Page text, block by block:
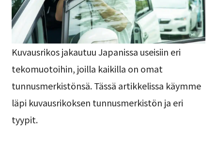
Kuvausrikos jakautuu Japanissa useisiin eri
tekomuotoihin, joilla kaikilla on omat
tunnusmerkistönsä. Tässä artikkelissa käymme
läpi kuvausrikoksen tunnusmerkistön ja eri
tyypit.